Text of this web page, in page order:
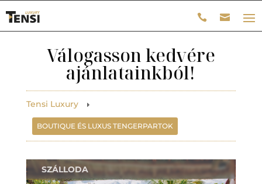
Válogasson kedvére
ajánlatainkból!
Tensi Luxury E
BOUTIQUE ÉS LUXUS TENGERPARTOK
SZÁLLODA